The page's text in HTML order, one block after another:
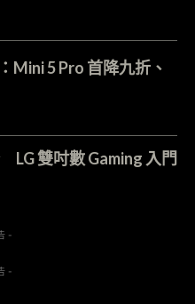
Mini 5 Pro 首降九折、
LG 雙吋數 Gaming 入門
-
-